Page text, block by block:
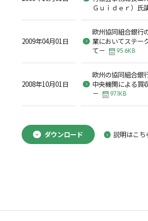
Ｇｕｉｄｅｒ）氏
2009年04月01日
欧州協同組合銀行
業においてステー
て－
95.6KB
2008年10月01日
欧州の協同組合銀
中央機関による買
－
97.1KB
ダウンロード 説明はこち